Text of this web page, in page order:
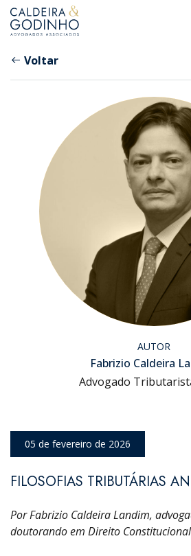
Voltar
AUTOR
Fabrizio Caldeira
Advogado
05 de fevereiro de 2026
FILOSOFIAS TRIBUTÁRIAS
Por Fabrizio Caldeira Landim,
doutorando em Direito Constitucional